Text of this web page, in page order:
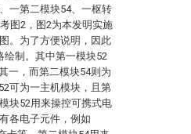
一第二模块54、一枢转
图2，图2为本发明实施
。为了方便说明，因此
绘制。其中第一模块52
一，而第二模块54则为
可为一主机模块，且第
块52用来操控可携式电
各电子元件，例如